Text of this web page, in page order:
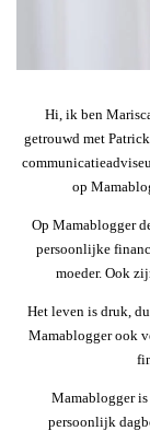
Hi, ik ben
getrouwd met
op
Op Mamablogger
persoonlijke
moeder. Ook
Het leven is druk,
Mamablogger ook
Mamablogger is
persoonlijk